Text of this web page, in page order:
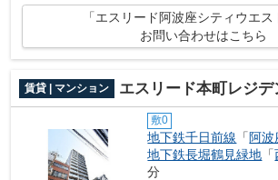
「エスリード阿波座シティウエ
お問い合わせはこちら
賃貸 | マンション エスリード本町レジデ
敷0
地下鉄千日前線 「 阿波
地下鉄長堀鶴見緑地 「
分